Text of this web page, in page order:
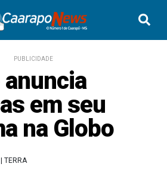
PUBLICIDADE
anuncia
em seu
na Globo
| TERRA